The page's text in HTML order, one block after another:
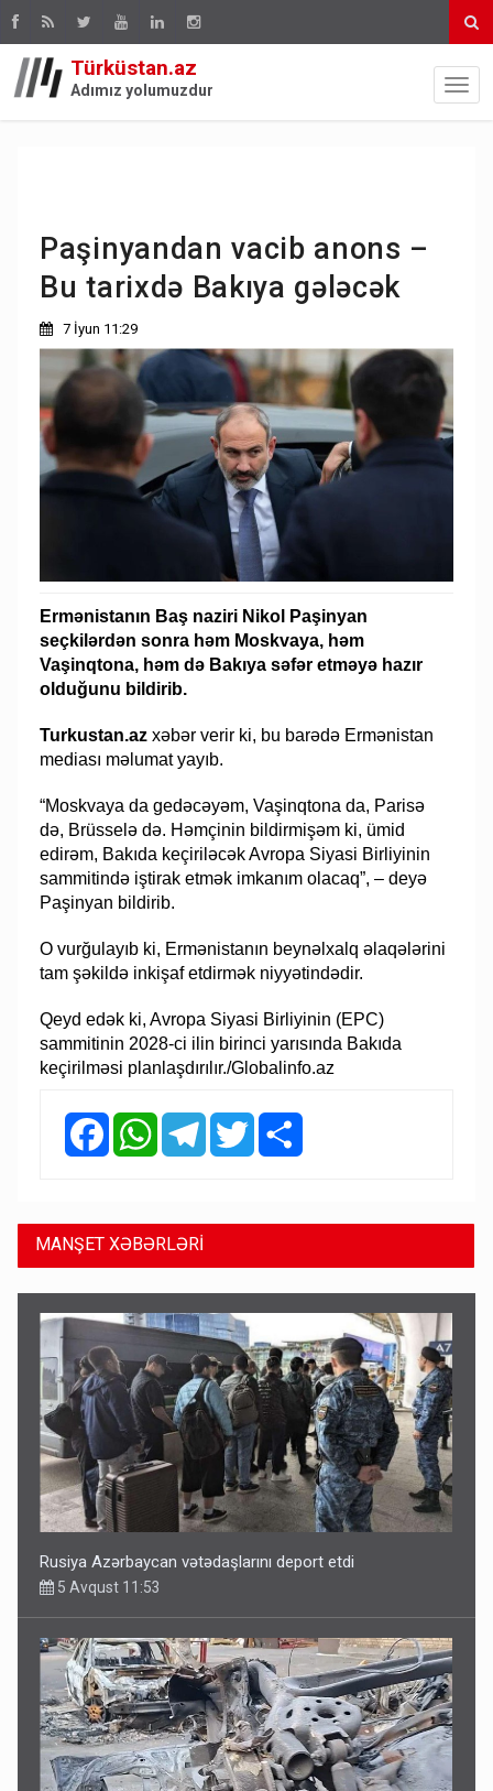
Türküstan.az
Adımız yolumuzdur
Paşinyandan vacib anons –
Bu tarixdə Bakıya gələcək
7 İyun 11:29
Ermənistanın Baş naziri Nikol Paşinyan
seçkilərdən sonra həm Moskvaya, həm
Vaşinqtona, həm də Bakıya səfər etməyə hazır
olduğunu bildirib.
Turkustan.azxəbər verir ki, bu barədə Ermənistan
mediası məlumat yayıb.
“Moskvaya da gedəcəyəm, Vaşinqtona da, Parisə
də, Brüsselə də. Həmçinin bildirmişəm ki, ümid
edirəm, Bakıda keçiriləcək Avropa Siyasi Birliyinin
sammitində iştirak etmək imkanım olacaq”, – deyə
Paşinyan bildirib.
O vurğulayıb ki, Ermənistanın beynəlxalq əlaqələrini
tam şəkildə inkişaf etdirmək niyyətindədir.
Qeyd edək ki, Avropa Siyasi Birliyinin (EPC)
sammitinin 2028-ci ilin birinci yarısında Bakıda
keçirilməsi planlaşdırılır./Globalinfo.az
FacebookWhatsAppTelegramTwitter
MANŞET XƏBƏRLƏRİ
Rusiya Azərbaycan vətədaşlarını deport etdi
5 Avqust 11:53